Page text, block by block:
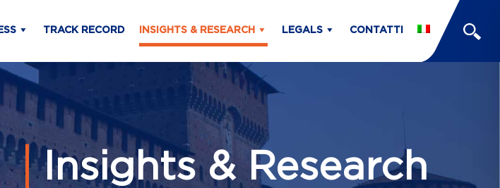
TRACK RECORD INSIGHTS & RESEARCH LEGALS CONTATTI
Insights & Research